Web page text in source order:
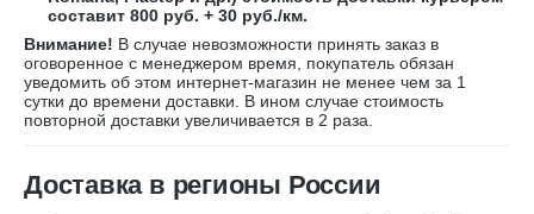
составит 800 руб. + 30 руб./км.
Внимание! В случае невозможности принять заказ в
оговоренное с менеджером время, покупатель обязан
уведомить об этом интернет-магазин не менее чем за 1
сутки до времени доставки. В ином случае стоимость
повторной доставки увеличивается в 2 раза.
Доставка в регионы России